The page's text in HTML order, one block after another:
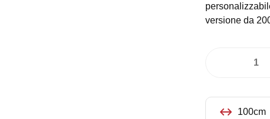
versione da
piano
HPL
100cm